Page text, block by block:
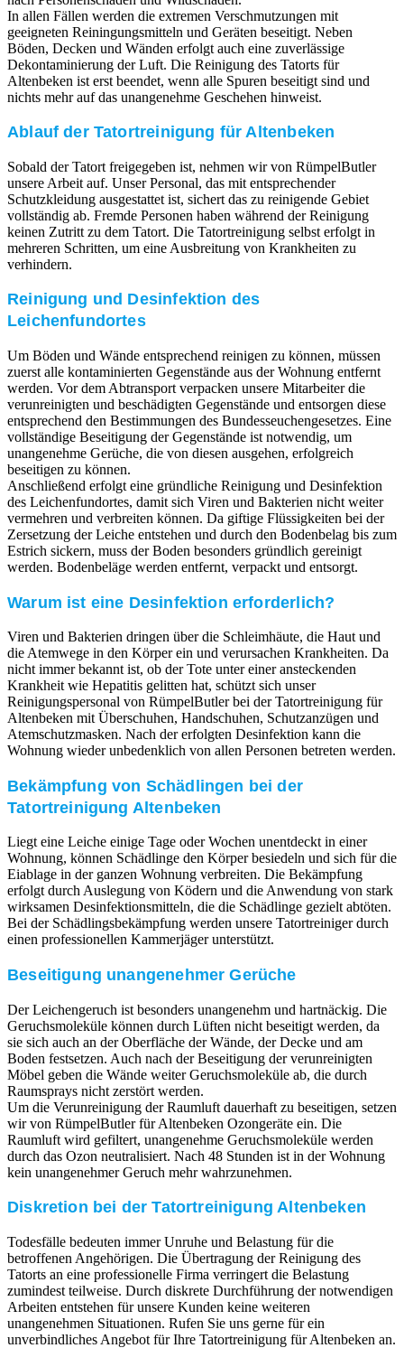
In allen Fällen werden die extremen Verschmutzungen mit
geeigneten Reiningungsmitteln und Geräten beseitigt. Neben
Böden, Decken und Wänden erfolgt auch eine zuverlässige
Dekontaminierung der Luft. Die Reinigung des Tatorts für
Altenbeken ist erst beendet, wenn alle Spuren beseitigt sind und
nichts mehr auf das unangenehme Geschehen hinweist.
Ablauf der Tatortreinigung für Altenbeken
Sobald der Tatort freigegeben ist, nehmen wir von RümpelButler
unsere Arbeit auf. Unser Personal, das mit entsprechender
Schutzkleidung ausgestattet ist, sichert das zu reinigende Gebiet
vollständig ab. Fremde Personen haben während der Reinigung
keinen Zutritt zu dem Tatort. Die Tatortreinigung selbst erfolgt in
mehreren Schritten, um eine Ausbreitung von Krankheiten zu
verhindern.
Reinigung und Desinfektion des
Leichenfundortes
Um Böden und Wände entsprechend reinigen zu können, müssen
zuerst alle kontaminierten Gegenstände aus der Wohnung entfernt
werden. Vor dem Abtransport verpacken unsere Mitarbeiter die
verunreinigten und beschädigten Gegenstände und entsorgen diese
entsprechend den Bestimmungen des Bundesseuchengesetzes. Eine
vollständige Beseitigung der Gegenstände ist notwendig, um
unangenehme Gerüche, die von diesen ausgehen, erfolgreich
beseitigen zu können.
Anschließend erfolgt eine gründliche Reinigung und Desinfektion
des Leichenfundortes, damit sich Viren und Bakterien nicht weiter
vermehren und verbreiten können. Da giftige Flüssigkeiten bei der
Zersetzung der Leiche entstehen und durch den Bodenbelag bis zum
Estrich sickern, muss der Boden besonders gründlich gereinigt
werden. Bodenbeläge werden entfernt, verpackt und entsorgt.
Warum ist eine Desinfektion erforderlich?
Viren und Bakterien dringen über die Schleimhäute, die Haut und
die Atemwege in den Körper ein und verursachen Krankheiten. Da
nicht immer bekannt ist, ob der Tote unter einer ansteckenden
Krankheit wie Hepatitis gelitten hat, schützt sich unser
Reinigungspersonal von RümpelButler bei der Tatortreinigung für
Altenbeken mit Überschuhen, Handschuhen, Schutzanzügen und
Atemschutzmasken. Nach der erfolgten Desinfektion kann die
Wohnung wieder unbedenklich von allen Personen betreten werden.
Bekämpfung von Schädlingen bei der
Tatortreinigung Altenbeken
Liegt eine Leiche einige Tage oder Wochen unentdeckt in einer
Wohnung, können Schädlinge den Körper besiedeln und sich für die
Eiablage in der ganzen Wohnung verbreiten. Die Bekämpfung
erfolgt durch Auslegung von Ködern und die Anwendung von stark
wirksamen Desinfektionsmitteln, die die Schädlinge gezielt abtöten.
Bei der Schädlingsbekämpfung werden unsere Tatortreiniger durch
einen professionellen Kammerjäger unterstützt.
Beseitigung unangenehmer Gerüche
Der Leichengeruch ist besonders unangenehm und hartnäckig. Die
Geruchsmoleküle können durch Lüften nicht beseitigt werden, da
sie sich auch an der Oberfläche der Wände, der Decke und am
Boden festsetzen. Auch nach der Beseitigung der verunreinigten
Möbel geben die Wände weiter Geruchsmoleküle ab, die durch
Raumsprays nicht zerstört werden.
Um die Verunreinigung der Raumluft dauerhaft zu beseitigen, setzen
wir von RümpelButler für Altenbeken Ozongeräte ein. Die
Raumluft wird gefiltert, unangenehme Geruchsmoleküle werden
durch das Ozon neutralisiert. Nach 48 Stunden ist in der Wohnung
kein unangenehmer Geruch mehr wahrzunehmen.
Diskretion bei der Tatortreinigung Altenbeken
Todesfälle bedeuten immer Unruhe und Belastung für die
betroffenen Angehörigen. Die Übertragung der Reinigung des
Tatorts an eine professionelle Firma verringert die Belastung
zumindest teilweise. Durch diskrete Durchführung der notwendigen
Arbeiten entstehen für unsere Kunden keine weiteren
unangenehmen Situationen. Rufen Sie uns gerne für ein
unverbindliches Angebot für Ihre Tatortreinigung für Altenbeken an.